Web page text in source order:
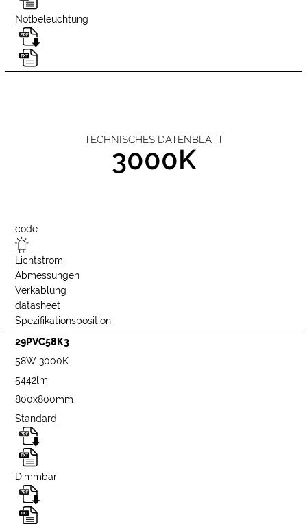
Notbeleuchtung
TECHNISCHES DATENBLATT
3000K
code
Lichtstrom
Abmessungen
Verkablung
datasheet
Spezifikationsposition
29PVC58K3
58W 3000K
5442lm
800x800mm
Standard
Dimmbar